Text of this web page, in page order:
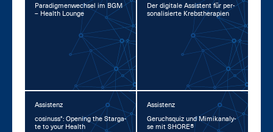
Pa­ra­dig­men­wech­sel im BGM
– Health Lounge
Der di­gi­ta­le As­sis­tent für per­
so­na­li­sier­te Krebs­the­ra­pi­en
Assistenz
co­si­nuss°: Opening the Star­ga­
te to your Health
Assistenz
Ge­ruchs­quiz und Mi­mi­kana­ly­
se mit SHORE®